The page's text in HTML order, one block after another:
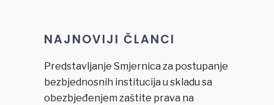
NAJNOVIJI ČLANCI
Predstavljanje Smjernica za postupanje
bezbjednosnih institucija u skladu sa
obezbjeđenjem zaštite prava na